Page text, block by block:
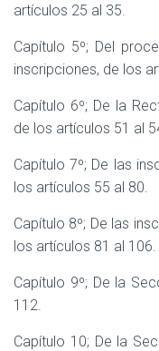
artículos 25 al 35.
Capítulo 5º; Del
inscripciones, de los
Capítulo 6º; De la
de los artículos 51 al
Capítulo 7º; De las
los artículos 55 al 80.
Capítulo 8º; De las
los artículos 81 al 106.
Capítulo 9º; De la
112.
Capítulo 10; De la